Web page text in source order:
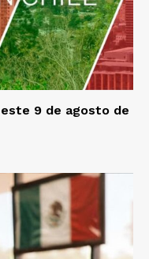
9 de agosto de